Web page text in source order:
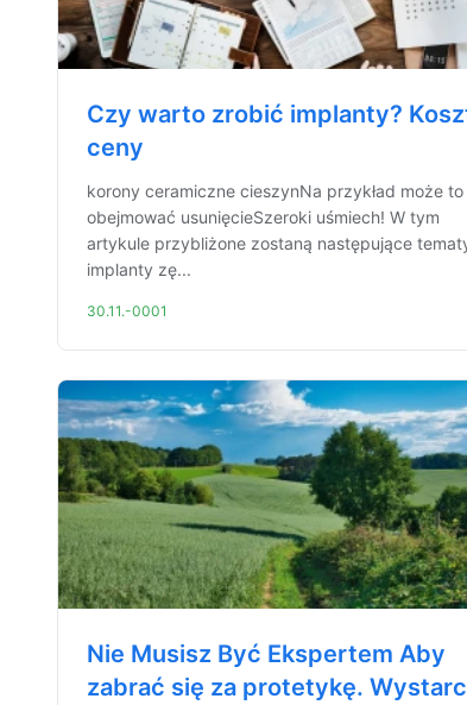
Czy warto zrobić implanty?
ceny
korony ceramiczne cieszynNa przykład może to
obejmować usunięcieSzeroki uśmiech! W tym
artykule przybliżone zostaną następujące
implanty zę...
30.11.-0001
Nie Musisz Być Ekspertem Aby
zabrać się za protetykę.